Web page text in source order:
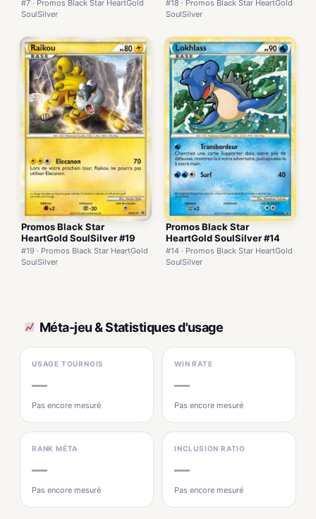
#7 · Promos Black Star HeartGold
SoulSilver
#18 · Promos Black Star HeartGold
SoulSilver
Promos Black Star
HeartGold SoulSilver #19
#19 · Promos Black Star HeartGold
SoulSilver
Promos Black Star
HeartGold SoulSilver #14
#14 · Promos Black Star HeartGold
SoulSilver
Méta-jeu & Statistiques d'usage
USAGE TOURNOIS
—
Pas encore mesuré
WIN RATE
—
Pas encore mesuré
RANK MÉTA
—
Pas encore mesuré
INCLUSION RATIO
—
Pas encore mesuré